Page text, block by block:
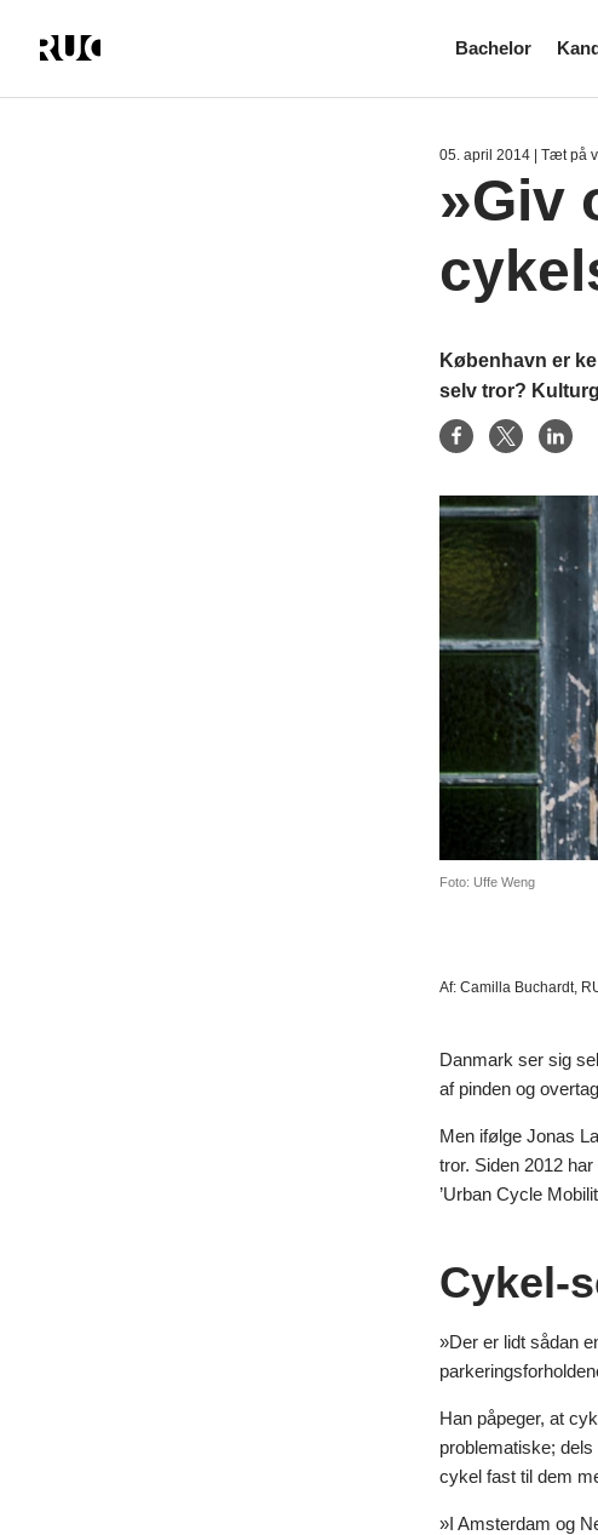
Bachelor
05. april 2014| Tæt på
»Giv
København er
selv tror?
Foto: Uffe Weng
Af:Camilla Buchardt,
Danmark ser sig
af pinden og
Men ifølge Jonas
tror. Siden 2012
’Urban Cycle
Cykel-
»Der er lidt sådan
Han påpeger, at
problematiske;
cykel fast til dem
»I Amsterdam og